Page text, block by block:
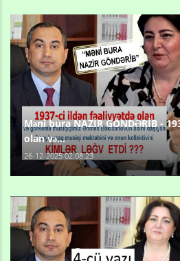
Məni bura NAZİR GÖNDƏRİB -
olan və...
26-12-2025 02:08:23